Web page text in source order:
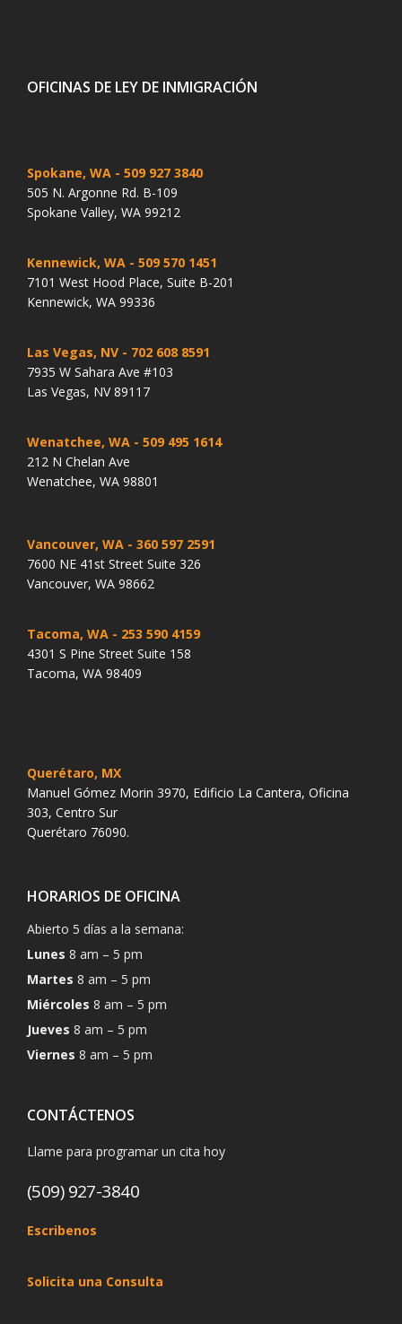
OFICINAS DE LEY DE INMIGRACIÓN
Spokane, WA - 509 927 3840
505 N. Argonne Rd. B-109
Spokane Valley, WA 99212
Kennewick, WA - 509 570 1451
7101 West Hood Place, Suite B-201
Kennewick, WA 99336
Las Vegas, NV - 702 608 8591
7935 W Sahara Ave #103
Las Vegas, NV 89117
Wenatchee, WA - 509 495 1614
212 N Chelan Ave
Wenatchee, WA 98801
Vancouver, WA - 360 597 2591
7600 NE 41st Street Suite 326
Vancouver, WA 98662
Tacoma, WA - 253 590 4159
4301 S Pine Street Suite 158
Tacoma, WA 98409
Querétaro, MX
Manuel Gómez Morin 3970, Edificio La Cantera, Oficina
303, Centro Sur
Querétaro 76090.
HORARIOS DE OFICINA
Abierto 5 días a la semana:
Lunes 8 am – 5 pm
Martes 8 am – 5 pm
Miércoles 8 am – 5 pm
Jueves 8 am – 5 pm
Viernes 8 am – 5 pm
CONTÁCTENOS
Llame para programar un cita hoy
(509) 927-3840
Escribenos
Solicita una Consulta